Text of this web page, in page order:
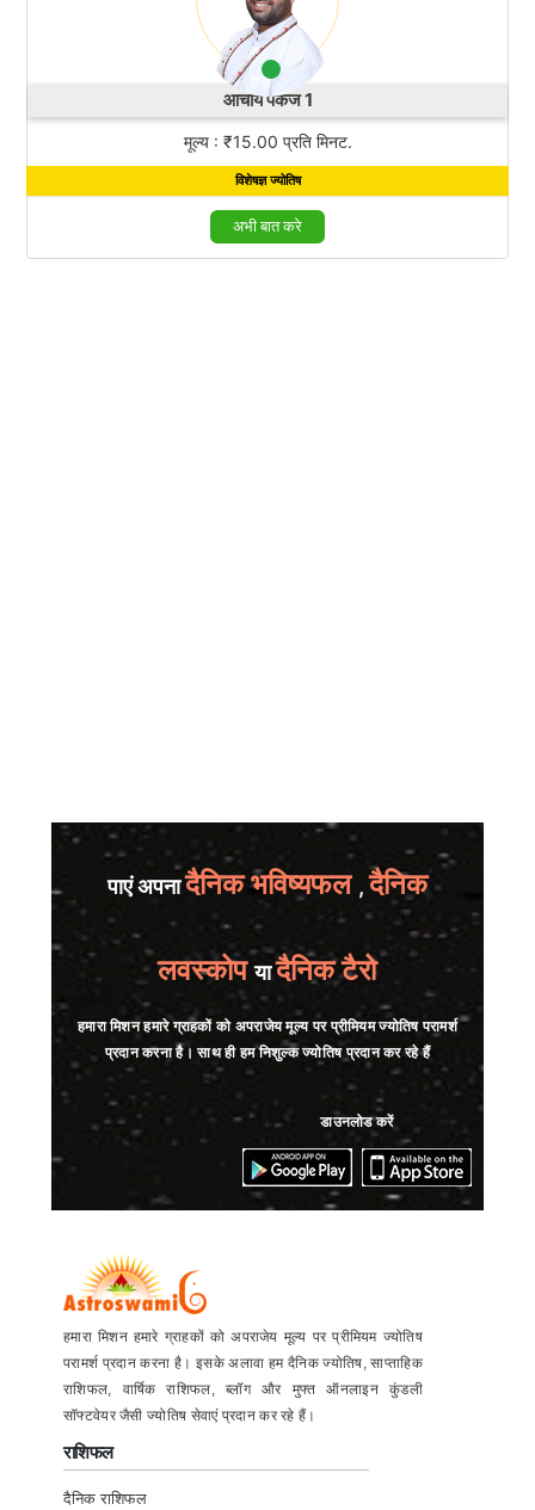
आचार्य पंकज 1
मूल्य : ₹15.00 प्रति मिनट.
विशेषज्ञ ज्योतिष
अभी बात करे
पाएं अपनादैनिक भविष्यफल ,दैनिक
लवस्कोपयादैनिक टैरो
हमारा मिशन हमारे ग्राहकों को अपराजेय मूल्य पर प्रीमियम ज्योतिष परामर्श
प्रदान करना है। साथ ही हम निशुल्क ज्योतिष प्रदान कर रहे हैं
डाउनलोड करें
हमारा मिशन हमारे ग्राहकों को अपराजेय मूल्य पर प्रीमियम ज्योतिष
परामर्श प्रदान करना है। इसके अलावा हम दैनिक ज्योतिष, साप्ताहिक
राशिफल, वार्षिक राशिफल, ब्लॉग और मुफ्त ऑनलाइन कुंडली
सॉफ्टवेयर जैसी ज्योतिष सेवाएं प्रदान कर रहे हैं।
राशिफल
दैनिक राशिफल